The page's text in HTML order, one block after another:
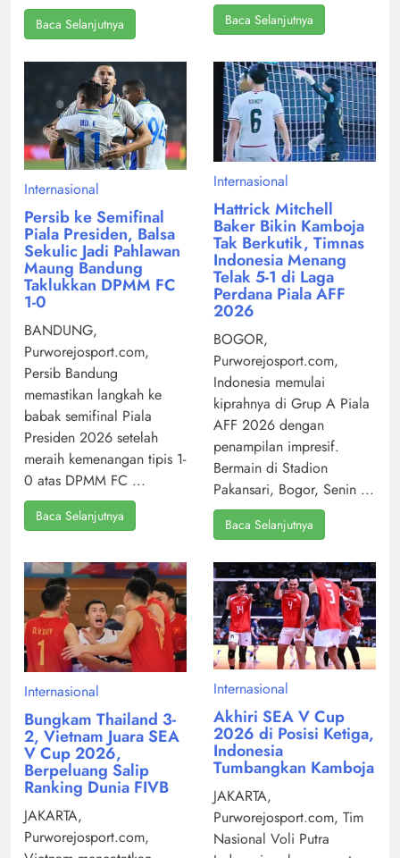
Baca Selanjutnya Baca Selanjutnya
Internasional
Persib ke Semifinal
Piala Presiden, Balsa
Sekulic Jadi Pahlawan
Maung Bandung
Taklukkan DPMM FC
1-0
BANDUNG,
Purworejosport.com,
Persib Bandung
memastikan langkah ke
babak semifinal Piala
Presiden 2026 setelah
meraih kemenangan tipis 1-
0 atas DPMM FC ...
Baca Selanjutnya
Internasional
Hattrick Mitchell
Baker Bikin Kamboja
Tak Berkutik, Timnas
Indonesia Menang
Telak 5-1 di Laga
Perdana Piala AFF
2026
BOGOR,
Purworejosport.com,
Indonesia memulai
kiprahnya di Grup A Piala
AFF 2026 dengan
penampilan impresif.
Bermain di Stadion
Pakansari, Bogor, Senin ...
Baca Selanjutnya
Internasional
Bungkam Thailand 3-
2, Vietnam Juara SEA
V Cup 2026,
Berpeluang Salip
Ranking Dunia FIVB
JAKARTA,
Purworejosport.com,
Internasional
Akhiri SEA V Cup
2026 di Posisi Ketiga,
Indonesia
Tumbangkan Kamboja
JAKARTA,
Purworejosport.com, Tim
Nasional Voli Putra